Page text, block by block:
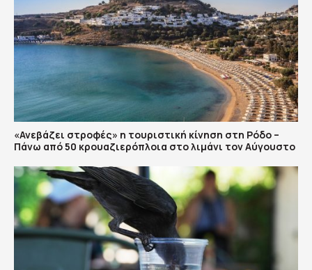
«Ανεβάζει στροφές» η τουριστική κίνηση στη Ρόδο –
Πάνω από 50 κρουαζιερόπλοια στο λιμάνι τον Αύγουστο